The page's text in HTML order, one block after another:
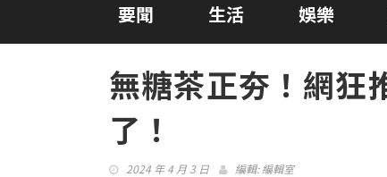
要聞 生活 娛樂
無糖茶正夯！網狂
了！
2024 年 4 月 3 日 編輯:編輯室